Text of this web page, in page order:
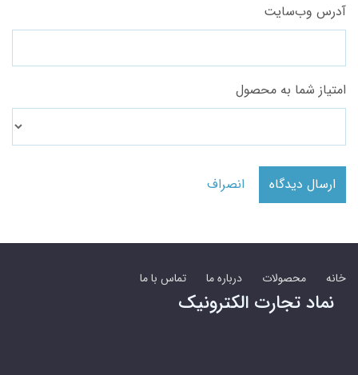
آدرس وب‌سایت
امتیاز شما به محصول
ارسال دیدگاه انصراف
خانه محصولات درباره ما تماس با ما
نماد تجارت الکترونیک